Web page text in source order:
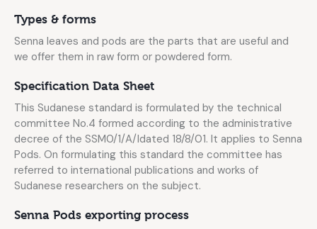
Types & forms
Senna leaves and pods are the parts that are useful and
we offer them in raw form or powdered form.
Specification Data Sheet
This Sudanese standard is formulated by the technical
committee No.4 formed according to the administrative
decree of the SSM0/1/A/Idated 18/8/01. It applies to Senna
Pods. On formulating this standard the committee has
referred to international publications and works of
Sudanese researchers on the subject.
Senna Pods exporting process